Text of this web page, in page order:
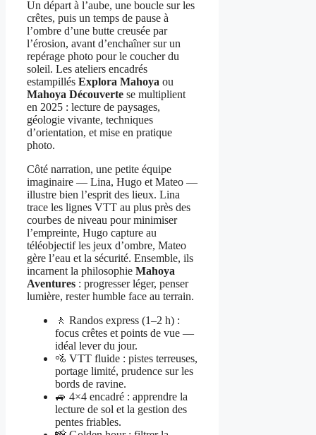
Un départ à l’aube, une boucle sur les
crêtes, puis un temps de pause à
l’ombre d’une butte creusée par
l’érosion, avant d’enchaîner sur un
repérage photo pour le coucher du
soleil. Les ateliers encadrés
estampillés Explora Mahoya ou
Mahoya Découverte se multiplient
en 2025 : lecture de paysages,
géologie vivante, techniques
d’orientation, et mise en pratique
photo.
Côté narration, une petite équipe
imaginaire — Lina, Hugo et Mateo —
illustre bien l’esprit des lieux. Lina
trace les lignes VTT au plus près des
courbes de niveau pour minimiser
l’empreinte, Hugo capture au
téléobjectif les jeux d’ombre, Mateo
gère l’eau et la sécurité. Ensemble, ils
incarnent la philosophie Mahoya
Aventures : progresser léger, penser
lumière, rester humble face au terrain.
🚶 Randos express (1–2 h) :
focus crêtes et points de vue —
idéal lever du jour.
🚵 VTT fluide : pistes terreuses,
portage limité, prudence sur les
bords de ravine.
🚙 4×4 encadré : apprendre la
lecture de sol et la gestion des
pentes friables.